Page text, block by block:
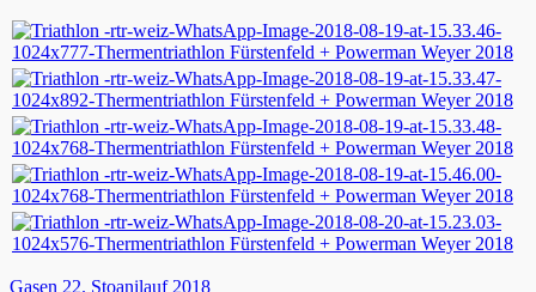
Gasen 22. Stoanilauf 2018